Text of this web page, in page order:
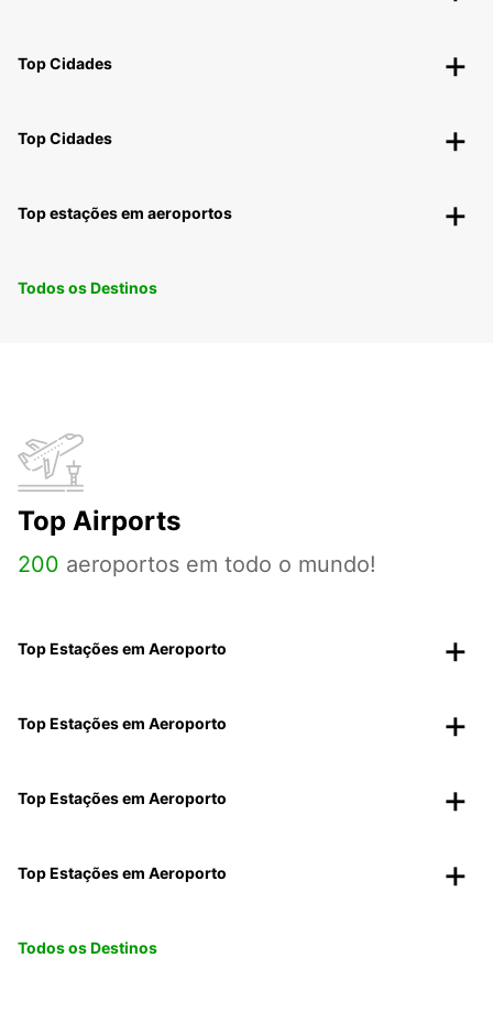
Top Cidades
Top Cidades
Top estações em aeroportos
Todos os Destinos
Top Airports
200 aeroportos em todo o mundo!
Top Estações em Aeroporto
Top Estações em Aeroporto
Top Estações em Aeroporto
Top Estações em Aeroporto
Todos os Destinos